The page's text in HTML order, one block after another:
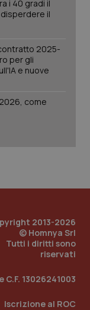
i 40 gradi il
il
2025-
per gli
e nuove
come
2013-2026
© Homnya Srl
Tutti i diritti sono
riservati
C.F. 13026241003
Iscrizione al ROC